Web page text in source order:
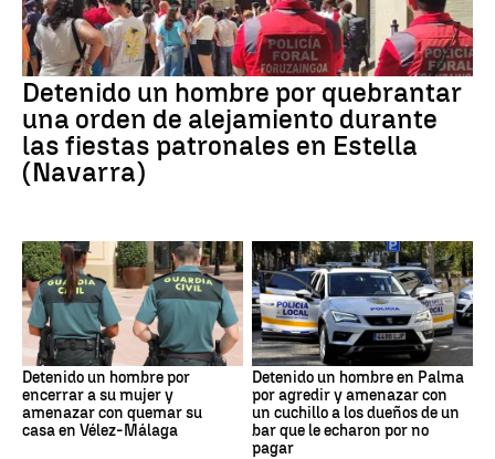
Detenido un hombre por quebrantar
una orden de alejamiento durante
las fiestas patronales en Estella
(Navarra)
Detenido un hombre por
encerrar a su mujer y
amenazar con quemar su
casa en Vélez-Málaga
Detenido un hombre en Palma
por agredir y amenazar con
un cuchillo a los dueños de un
bar que le echaron por no
pagar